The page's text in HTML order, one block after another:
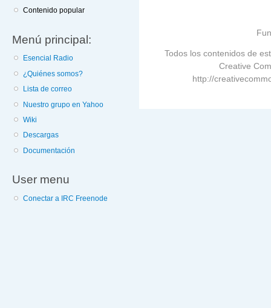
Contenido popular
Menú principal:
Esencial Radio
¿Quiénes somos?
Lista de correo
Nuestro grupo en Yahoo
Wiki
Descargas
Documentación
User menu
Conectar a IRC Freenode
Todos los contenidos de
Creative
http://